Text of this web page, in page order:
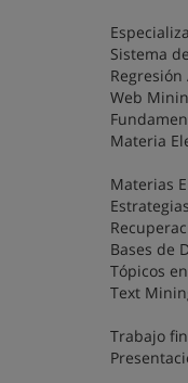
Sistema
Regresión
Web
Materia
Materias
Bases de
Tópicos
Text
Trabajo